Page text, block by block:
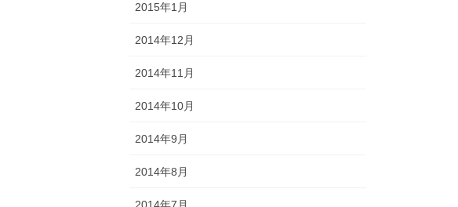
2015年1月
2014年12月
2014年11月
2014年10月
2014年9月
2014年8月